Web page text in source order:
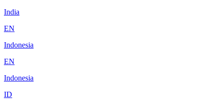
India
EN
Indonesia
EN
Indonesia
ID